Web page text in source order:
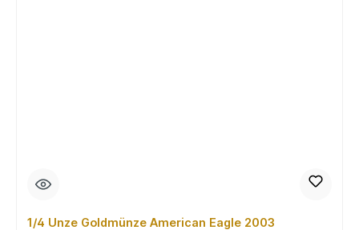
1/4 Unze Goldmünze American Eagle 2003